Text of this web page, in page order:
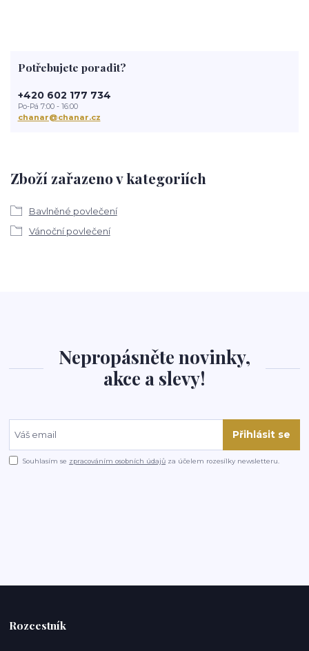
Zboží zařazeno v kategoriích
Bavlněné povlečení
Vánoční povlečení
Potřebujete poradit?
+420 602 177 734
Po-Pá 7:00 - 16:00
chanar@chanar.cz
Nepropásněte novinky,
akce a slevy!
Přihlásit se
Souhlasím se zpracováním osobních údajů za účelem rozesílky newsletteru.
Rozcestník